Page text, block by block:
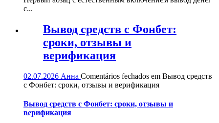
с...
Вывод средств с Фонбет:
сроки, отзывы и
верификация
02.07.2026 Анна Comentários fechados em Вывод средств
с Фонбет: сроки, отзывы и верификация
Вывод средств с Фонбет: сроки, отзывы и
верификация